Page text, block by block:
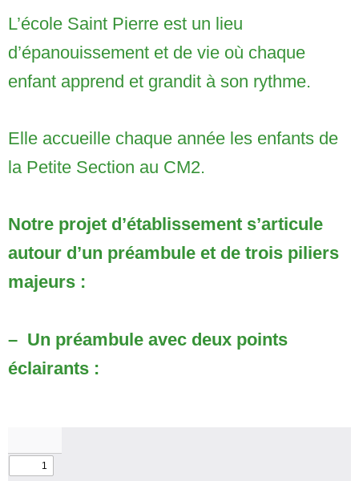
L’école Saint Pierre est un lieu
d’épanouissement et de vie où chaque
enfant apprend et grandit à son rythme.
Elle accueille chaque année les enfants de
la Petite Section au CM2.
Notre projet d’établissement s’articule
autour d’un préambule et de trois piliers
majeurs :
– Un préambule avec deux points
éclairants :